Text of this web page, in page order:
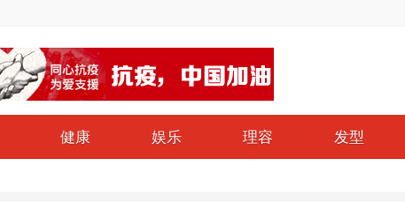
健康 娱乐 理容 发型